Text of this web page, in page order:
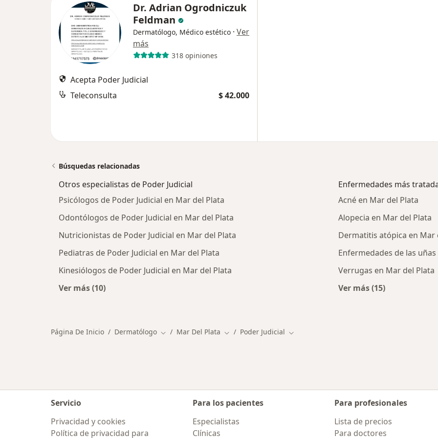
Dr. Adrian Ogrodniczuk
Feldman
Dermatólogo, Médico estético · Ver
más
318 opiniones
Acepta Poder Judicial
Teleconsulta
$ 42.000
Búsquedas relacionadas
Otros especialistas de Poder Judicial
Psicólogos de Poder Judicial en Mar del Plata
Odontólogos de Poder Judicial en Mar del Plata
Nutricionistas de Poder Judicial en Mar del Plata
Pediatras de Poder Judicial en Mar del Plata
Kinesiólogos de Poder Judicial en Mar del Plata
Ver más (10)
Enfermedades más
Acné en Mar del Plata
Alopecia en Mar del Plata
Dermatitis atópica en Mar
Enfermedades de las
Verrugas en Mar del Plata
Ver más (15)
Página De Inicio Dermatólogo Cambiar de ciudad
Mar Del Plata Cambiar de ciudad
Poder Judicial Cambiar de ciudad
Servicio
Privacidad y cookies
Política de privacidad para
Para los pacientes
Especialistas
Clínicas
Para profesionales
Lista de precios
Para doctores